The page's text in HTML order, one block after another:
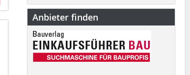
Anbieter finden